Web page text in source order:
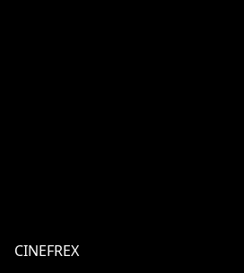
CINEFREX